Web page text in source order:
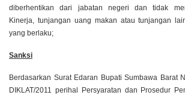
diberhentikan dari jabatan negeri dan tidak
Kinerja, tunjangan uang makan atau tunjangan
yang berlaku;
Sanksi
Berdasarkan Surat Edaran Bupati Sumbawa Barat
DIKLAT/2011 perihal Persyaratan dan Prosedur